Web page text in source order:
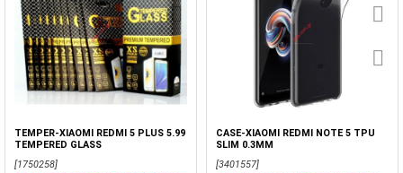
TEMPER-XIAOMI REDMI 5 PLUS 5.99
TEMPERED GLASS
[1750258]
CASE-XIAOMI REDMI NOTE 5 TPU
SLIM 0.3MM
[3401557]